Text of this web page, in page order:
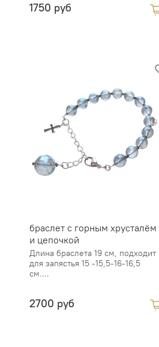
1750 руб
браслет с горным хрусталём
и цепочкой
Длина браслета 19 см, подходит
для запястья 15 -15,5-16-16,5
см....
2700 руб